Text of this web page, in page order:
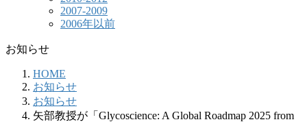
2007-2009
2006年以前
お知らせ
HOME
お知らせ
お知らせ
矢部教授が「Glycoscience: A Global Roadmap 2025 from